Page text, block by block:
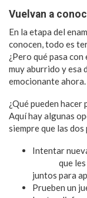
Vuelvan a
En la etapa del
conocen, todo es
¿Pero qué pasa
muy aburrido y esa
emocionante ahora.
¿Qué pueden hacer
Aquí hay algunas
siempre que las
Intentar
que
juntos para
Prueben un